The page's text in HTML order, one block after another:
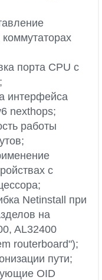
порта CPU с
интерфейса
nexthops;
работы
с
Netinstall при
на
AL32400
routerboard");
пути;
OID